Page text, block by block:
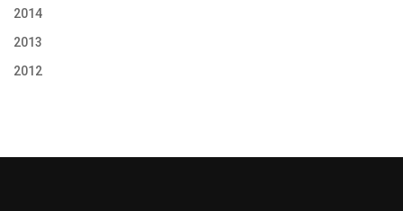
2014
2013
2012